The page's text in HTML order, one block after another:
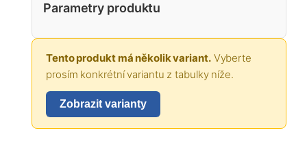
Parametry produktu
Tento produkt má několik variant.Vyberte
prosím konkrétní variantu z tabulky níže.
Zobrazit varianty